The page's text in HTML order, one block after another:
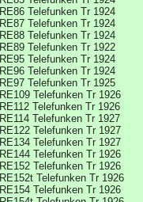
RE86 Telefunken Tr 1924
RE87 Telefunken Tr 1924
RE88 Telefunken Tr 1924
RE89 Telefunken Tr 1922
RE95 Telefunken Tr 1924
RE96 Telefunken Tr 1924
RE97 Telefunken Tr 1925
RE109 Telefunken Tr 1926
RE112 Telefunken Tr 1926
RE114 Telefunken Tr 1927
RE122 Telefunken Tr 1927
RE134 Telefunken Tr 1927
RE144 Telefunken Tr 1926
RE152 Telefunken Tr 1926
RE152t Telefunken Tr 1926
RE154 Telefunken Tr 1926